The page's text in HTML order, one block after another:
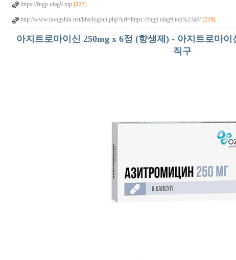
https://fngp.ulag9.top [223]
http://www.hongshin.net/bbs/logout.php?url=https://fngp.ulag9.top%23@/ [229]
아지트로마이신 250mg x 6정 (항생제) - 아지트로마
직구